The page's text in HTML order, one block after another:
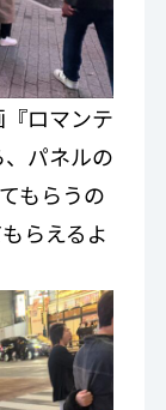
ロマンテ
パネルの
もらうの
らえるよ